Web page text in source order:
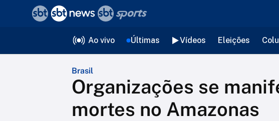
Ao vivo Últimas Vídeos Eleições
Brasil
Organizações se
mortes no Amazonas
voltar
Editorias